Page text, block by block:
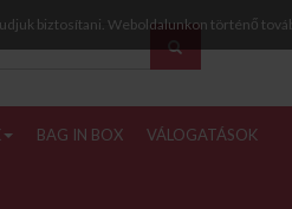
biztosítani. Weboldalunkon történő
BAG IN BOX VÁLOGATÁSOK